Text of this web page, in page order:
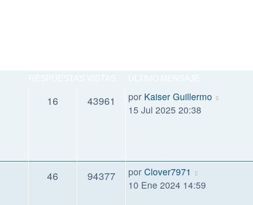
16 43961 por Kaiser Guillermo
15 Jul 2025 20:38
46 94377 por Clover7971
10 Ene 2024 14:59